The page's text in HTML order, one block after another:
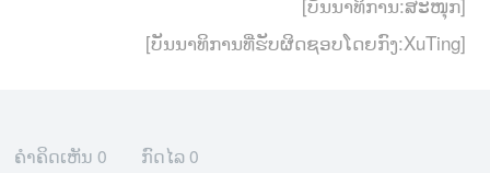
[ບັນນາທິການທີ່ຮັບຜິດຊອບໂດຍກົງ:XuTing]
ຄຳຄິດເຫັນ 0 ກົດໄລ 0